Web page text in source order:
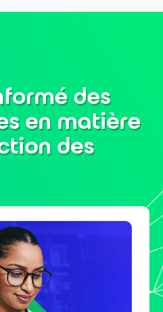
des
en matière
des